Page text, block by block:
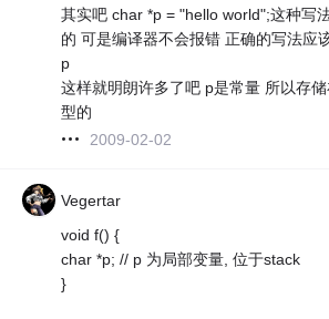
其实吧 char *p = "hello world";这种写
的 可是编译器不会报错 正确的写法应
p
这样就明朗许多了吧 p是常量 所以存
型的
2009-02-02
Vegertar
void f() {
char *p; // p 为局部变量, 位于stack
}